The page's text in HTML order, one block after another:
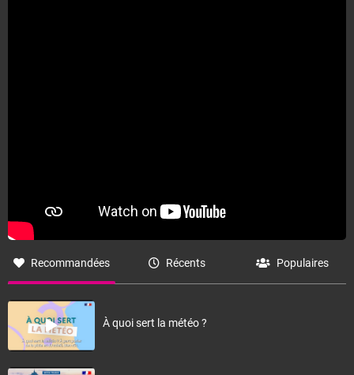
Recommandées Récents Populaires
À quoi sert la météo ?